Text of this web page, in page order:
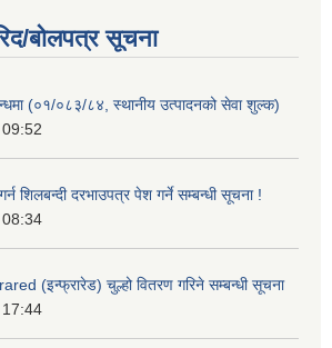
बोलपत्र सूचना
(०१/०८३/८४, स्थानीय उत्पादनको सेवा शुल्क)
दरभाउपत्र पेश गर्ने सम्बन्धी सूचना !
(इन्फ्रारेड) चुल्हो वितरण गरिने सम्बन्धी सूचना